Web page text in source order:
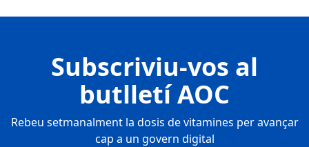
Subscriviu-vos al
butlletí AOC
Rebeu setmanalment la dosis de vitamines per avançar
cap a un govern digital